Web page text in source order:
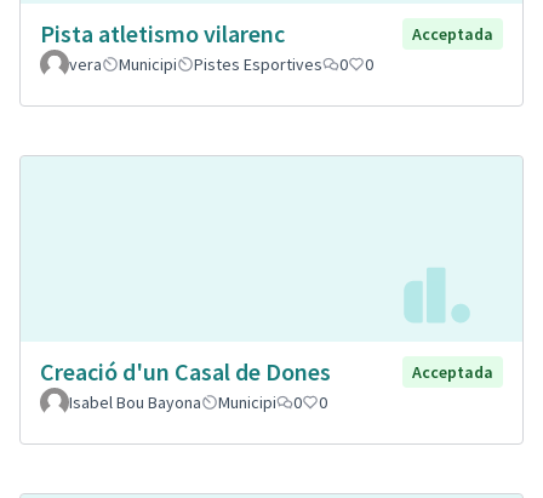
Pista atletismo vilarenc
Acceptada
vera
Municipi Pistes Esportives 0 0
Creació d'un Casal de Dones
Acceptada
Isabel Bou Bayona
Municipi 0 0